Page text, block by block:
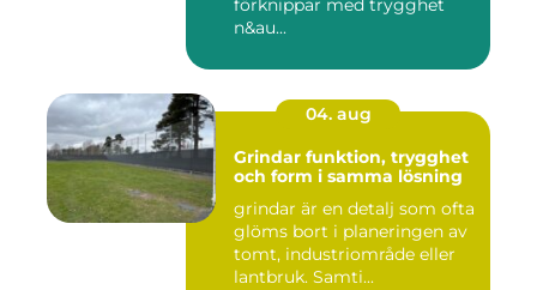
förknippar med trygghet
n&au...
04. aug
Grindar funktion, trygghet
och form i samma lösning
grindar är en detalj som ofta
glöms bort i planeringen av
tomt, industriområde eller
lantbruk. Samti...